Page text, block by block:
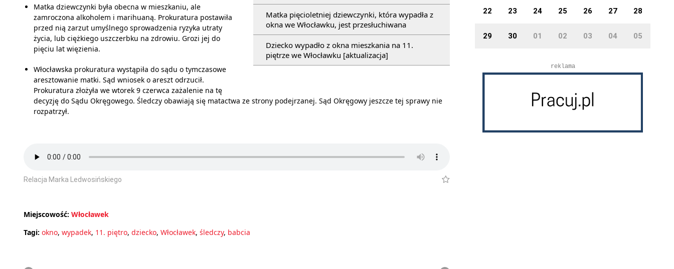
Matka pięcioletniej dziewczynki, która wypadła z
okna we Włocławku, jest przesłuchiwana
Dziecko wypadło z okna mieszkania na 11.
piętrze we Włocławku [aktualizacja]
Matka dziewczynki była obecna w mieszkaniu, ale
zamroczona alkoholem i marihuaną. Prokuratura postawiła
przed nią zarzut umyślnego sprowadzenia ryzyka utraty
życia, lub ciężkiego uszczerbku na zdrowiu. Grozi jej do
pięciu lat więzienia.
Włocławska prokuratura wystąpiła do sądu o tymczasowe
aresztowanie matki. Sąd wniosek o areszt odrzucił.
Prokuratura złożyła we wtorek 9 czerwca zażalenie na tę
decyzję do Sądu Okręgowego. Śledczy obawiają się matactwa ze strony podejrzanej. Sąd Okręgowy jeszcze tej sprawy nie
rozpatrzył.
Relacja Marka Ledwosińskiego
Miejscowość: Włocławek
Tagi: okno, wypadek, 11. piętro, dziecko, Włocławek, śledczy, babcia
22 23 24 25 26 27 28
29 30 01 02 03 04 05
reklama